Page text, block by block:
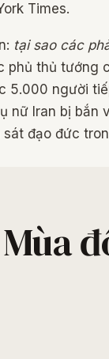
Times.
tại sao các
phủ thủ tướng
5.000 người
nữ Iran bị bắn
đạo đức
Mùa